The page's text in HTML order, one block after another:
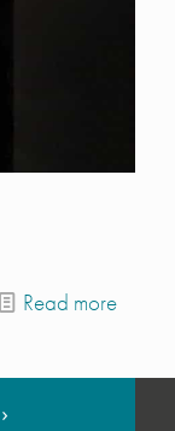
Read more
›